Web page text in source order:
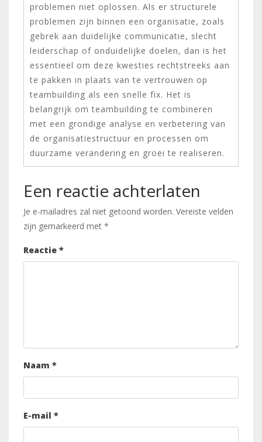
problemen niet oplossen. Als er structurele
problemen zijn binnen een organisatie, zoals
gebrek aan duidelijke communicatie, slecht
leiderschap of onduidelijke doelen, dan is het
essentieel om deze kwesties rechtstreeks aan
te pakken in plaats van te vertrouwen op
teambuilding als een snelle fix. Het is
belangrijk om teambuilding te combineren
met een grondige analyse en verbetering van
de organisatiestructuur en processen om
duurzame verandering en groei te realiseren.
Een reactie achterlaten
Je e-mailadres zal niet getoond worden. Vereiste velden
zijn gemarkeerd met *
Reactie *
Naam *
E-mail *